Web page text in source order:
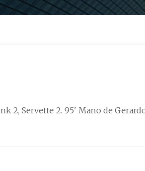
Servette 2. 95' Mano de Gerardo